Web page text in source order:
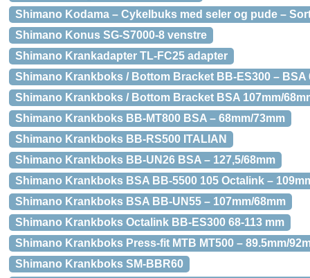
Shimano Kodama – Cykelbuks med seler og pude –
Shimano Konus SG-S7000-8 venstre
Shimano Krankadapter TL-FC25 adapter
Shimano Krankboks / Bottom Bracket BB-ES300 – BSA
Shimano Krankboks / Bottom Bracket BSA 107mm/
Shimano Krankboks BB-MT800 BSA – 68mm/73mm
Shimano Krankboks BB-RS500 ITALIAN
Shimano Krankboks BB-UN26 BSA – 127,5/68mm
Shimano Krankboks BSA BB-5500 105 Octalink –
Shimano Krankboks BSA BB-UN55 – 107mm/68mm
Shimano Krankboks Octalink BB-ES300 68-113 mm
Shimano Krankboks Press-fit MTB MT500 – 89.5mm/
Shimano Krankboks SM-BBR60